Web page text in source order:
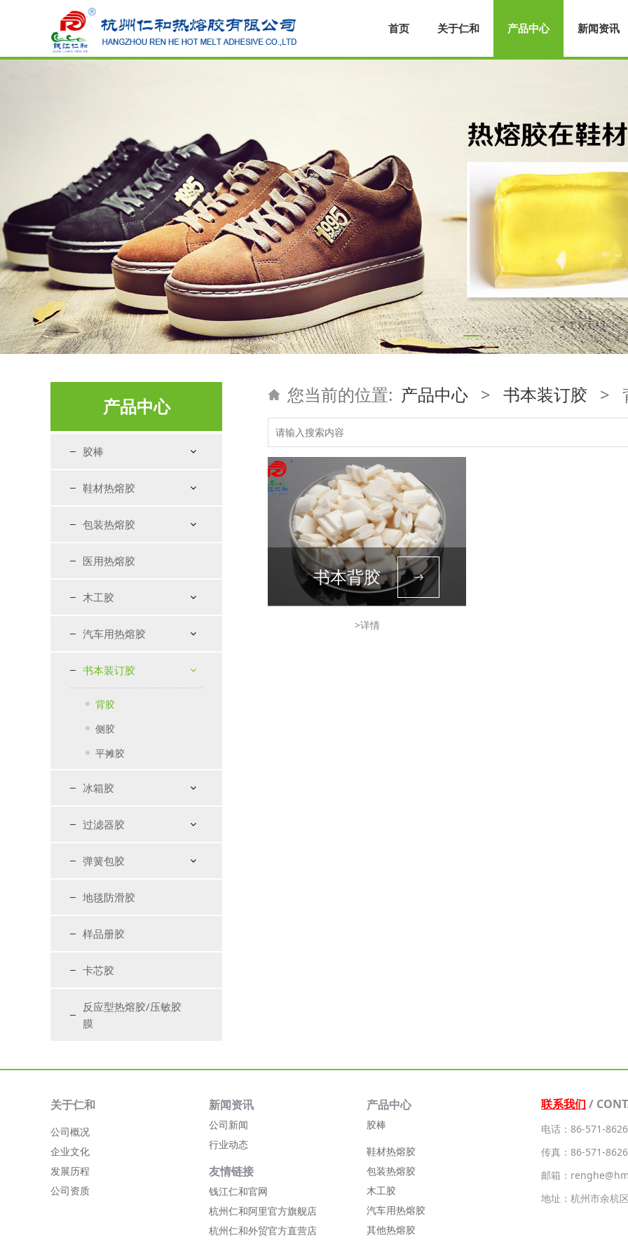
首页 关于仁和 产品中心 新闻资讯
产品中心
胶棒
鞋材热熔胶
包装热熔胶
医用热熔胶
木工胶
汽车用热熔胶
书本装订胶
背胶
侧胶
平摊胶
冰箱胶
过滤器胶
弹簧包胶
地毯防滑胶
样品册胶
卡芯胶
反应型热熔胶/压敏胶
膜
您当前的位置: 产品中心 > 书本装订胶 >
书本背胶
>详情
关于仁和
公司概况
企业文化
发展历程
公司资质
新闻资讯
公司新闻
行业动态
友情链接
钱江仁和官网
杭州仁和阿里官方旗舰店
杭州仁和外贸官方直营店
产品中心
胶棒
鞋材热熔胶
包装热熔胶
木工胶
汽车用热熔胶
其他热熔胶
联系我们 /
电话：86-571-
传真：86-571-
邮箱：
地址：杭州市余杭